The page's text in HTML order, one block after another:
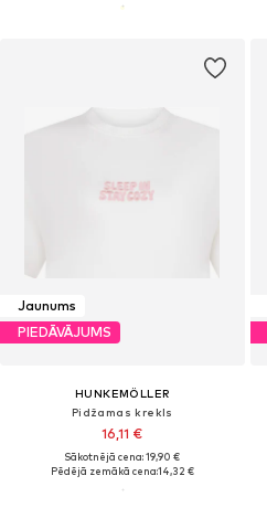
Jaunums
PIEDĀVĀJUMS
HUNKEMÖLLER
Pidžamas krekls
16,11 €
Sākotnējā cena: 19,90 €
Pēdējā zemākā cena:14,32 €